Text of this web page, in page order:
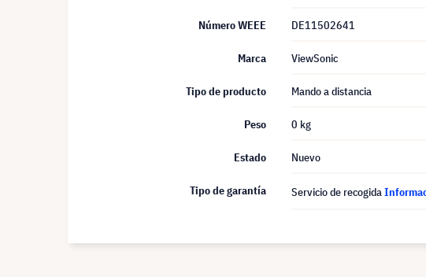
Número WEEE DE11502641
Marca ViewSonic
Tipo de producto Mando a distancia
Peso 0 kg
Estado Nuevo
Tipo de garantía Servicio de recogida